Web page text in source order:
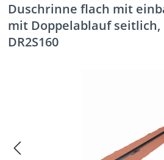
Duschrinne flach mit
mit Doppelablauf seitlich,
DR2S160